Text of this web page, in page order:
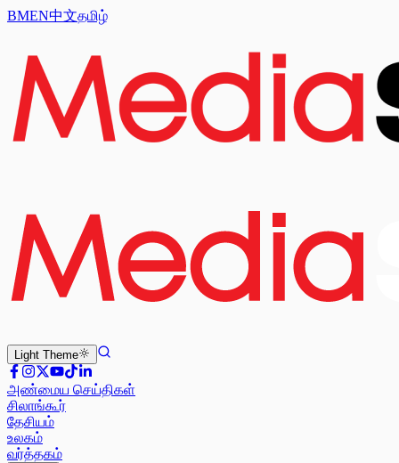
BMEN中文தமிழ்
Light Theme
அண்மைய செய்திகள்
சிலாங்கூர்
தேசியம்
உலகம்
வர்த்தகம்